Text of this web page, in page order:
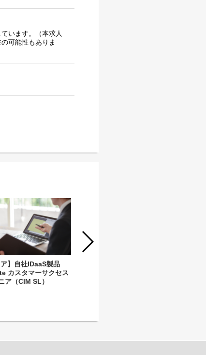
います。（本求人
可能性もありま
ア】自社IDaaS製品
カスタマーサクセス
ア（CIM SL）